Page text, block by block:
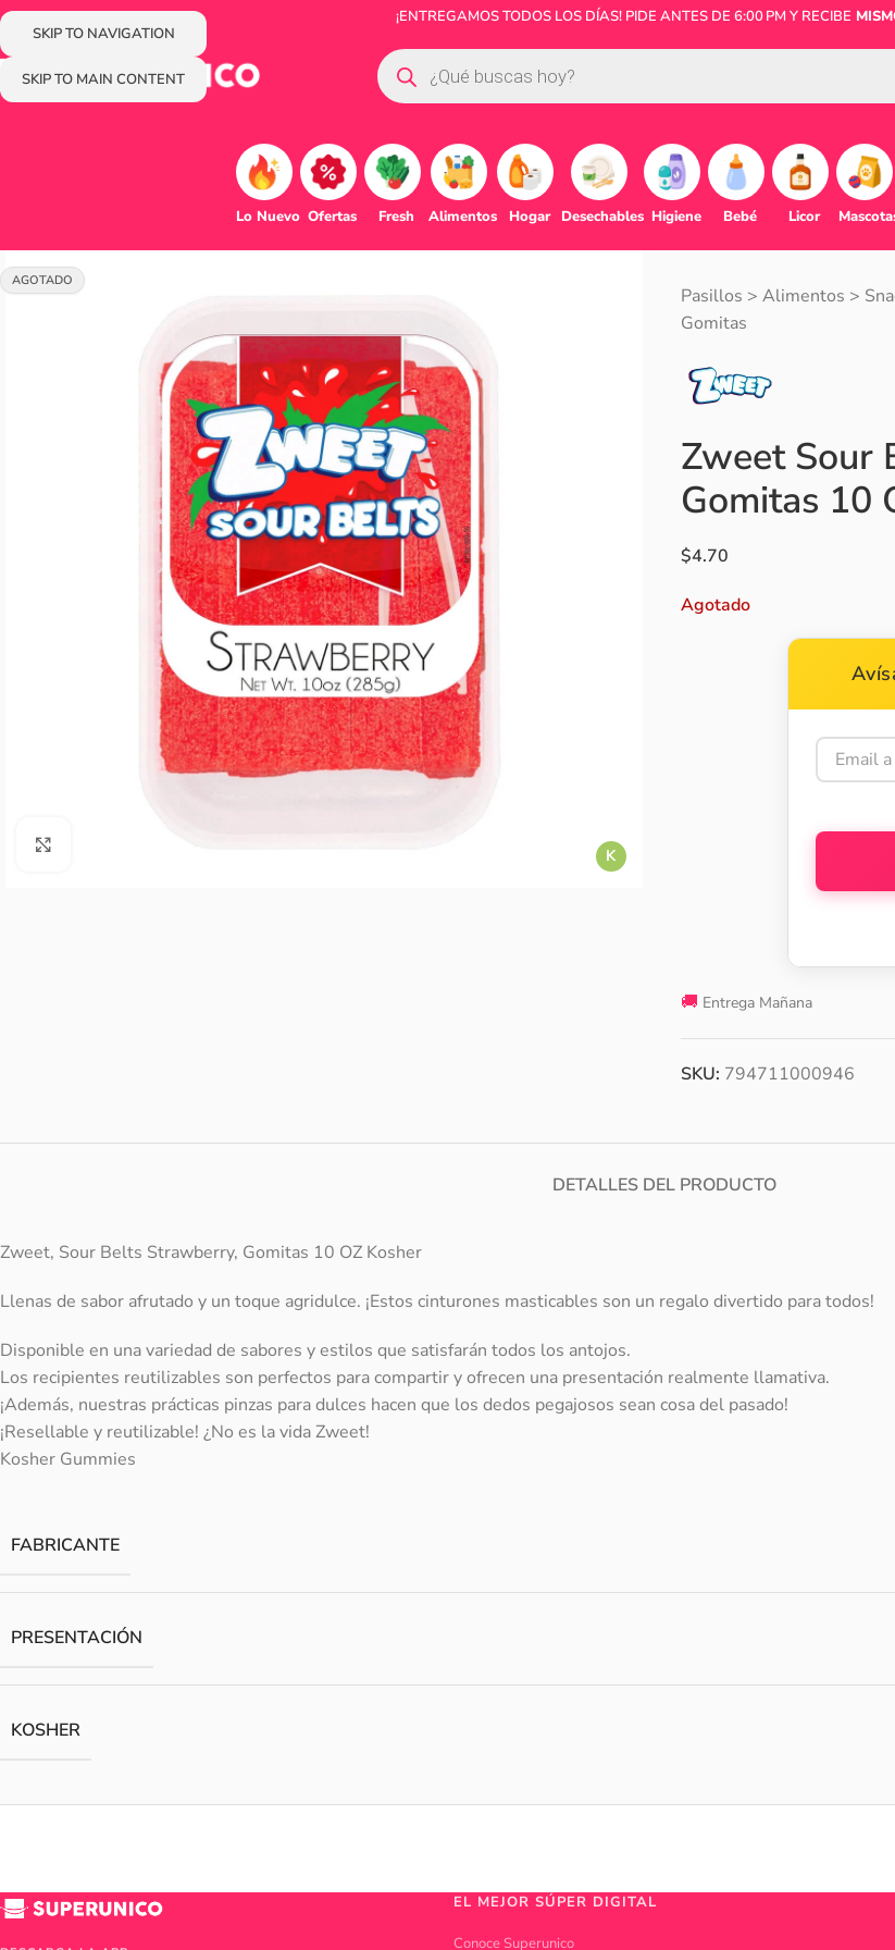
SKIP TO NAVIGATION
SKIP TO MAIN CONTENT
¡ENTREGAMOS TODOS LOS DÍAS! PIDE ANTES DE 6:00 PM Y RECIBE
Lo Nuevo Ofertas Fresh Alimentos Hogar Desechables Higiene Bebé Licor
AGOTADO
K
Pasillos > Alimentos >
Gomitas
Zweet Sour
Gomitas 10
$4.70
Agotado
🚚 Entrega Mañana
SKU: 794711000946
DETALLES DEL PRODUCTO
Zweet, Sour Belts Strawberry, Gomitas 10 OZ Kosher
Llenas de sabor afrutado y un toque agridulce. ¡Estos cinturones masticables son un regalo divertido para todos!
Disponible en una variedad de sabores y estilos que satisfarán todos los antojos.
Los recipientes reutilizables son perfectos para compartir y ofrecen una presentación realmente llamativa.
¡Además, nuestras prácticas pinzas para dulces hacen que los dedos pegajosos sean cosa del pasado!
¡Resellable y reutilizable! ¿No es la vida Zweet!
Kosher Gummies
FABRICANTE
PRESENTACIÓN
KOSHER
EL MEJOR SÚPER DIGITAL
Conoce Superunico